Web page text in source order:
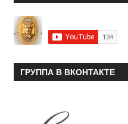
ГРУППА В ВКОНТАКТЕ